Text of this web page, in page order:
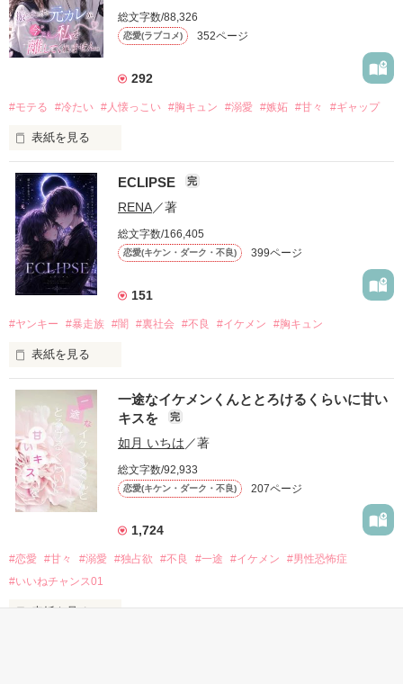
総文字数/88,326
恋愛(ラブコメ) 352ページ
292
#モテる #冷たい #人懐っこい #胸キュン #溺愛 #嫉妬 #甘々 #ギャップ
表紙を見る
「好きだったから、別れを選んだ。」
モテる人を好きになるのが怖かった。
だから私は、中学時代に大好きだった彼を自分から振った。
もう会うことはないと思っていたのに、
高校生になって再会した彼は、隣の学校で”王子様”と呼ばれる
他の女の子には冷たいのに
私にだけ昔と変わらない笑顔を向けてくる。
「澪ちゃん。」
それは止まっていた恋が再び動き始める合図──。
✨.ﾟ･*..☆.｡.:*✨.☆.｡.:. *:ﾟ✨.ﾟ･*..☆.｡.:*✨
冴木澪-SaekiMio
ECLIPSE 完
RENA／著
総文字数/166,405
恋愛(キケン・ダーク・不良) 399ページ
151
#ヤンキー #暴走族 #闇 #裏社会 #不良 #イケメン #胸キュン
表紙を見る
表紙画像はAIです
作品を読む
一途なイケメンくんととろけるくらいに甘い
キスを
完
如月 いちは ／著
総文字数/92,933
恋愛(キケン・ダーク・不良) 207ページ
1,724
#恋愛 #甘々 #溺愛 #独占欲 #不良 #一途 #イケメン
#男性恐怖症
#いいねチャンス01
表紙を見る